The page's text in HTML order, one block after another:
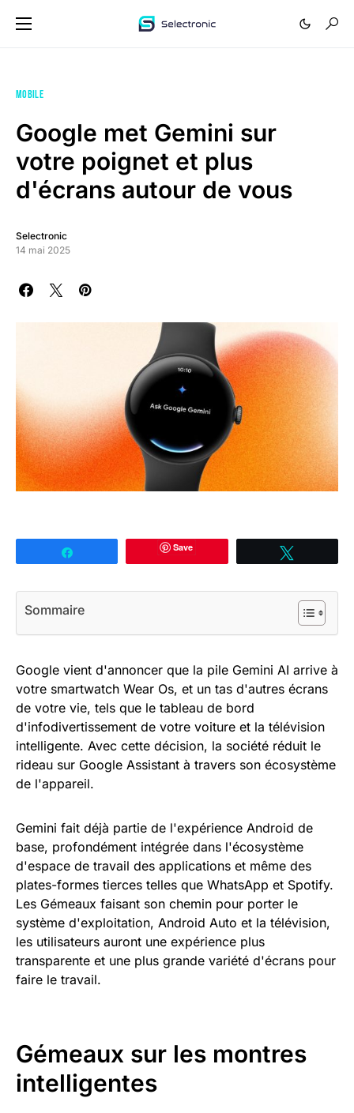
MOBILE
Google met Gemini sur
votre poignet et plus
d'écrans autour de vous
Selectronic
14 mai 2025
Save
Sommaire
Google vient d'annoncer que la pile Gemini AI arrive à
votre smartwatch Wear Os, et un tas d'autres écrans
de votre vie, tels que le tableau de bord
d'infodivertissement de votre voiture et la télévision
intelligente. Avec cette décision, la société réduit le
rideau sur Google Assistant à travers son écosystème
de l'appareil.
Gemini fait déjà partie de l'expérience Android de
base, profondément intégrée dans l'écosystème
d'espace de travail des applications et même des
plates-formes tierces telles que WhatsApp et Spotify.
Les Gémeaux faisant son chemin pour porter le
système d'exploitation, Android Auto et la télévision,
les utilisateurs auront une expérience plus
transparente et une plus grande variété d'écrans pour
faire le travail.
Gémeaux sur les montres
intelligentes